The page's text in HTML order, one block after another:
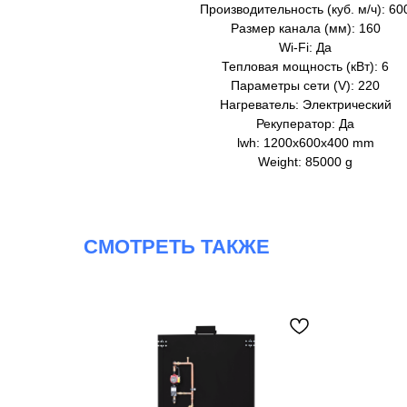
Производительность (куб. м/ч):
Размер канала (мм): 160
Wi-Fi: Да
Тепловая мощность (кВт): 6
Параметры сети (V): 220
Нагреватель: Электрический
Рекуператор: Да
lwh: 1200x600x400 mm
Weight: 85000 g
СМОТРЕТЬ ТАКЖЕ